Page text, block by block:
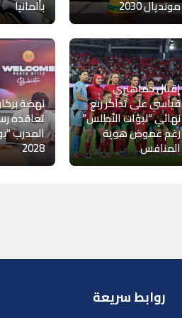
مونديال 2030 بألمانيا
إقبال جماهيري
قياسي على تذاكر ربع
نهائي “لبؤات الأطلس”
رغم غموض هوية
المنافس
نهضة
تعاقده
المدرب
2028
روابط سريعة